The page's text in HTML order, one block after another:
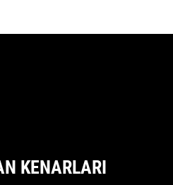
KENARLARI